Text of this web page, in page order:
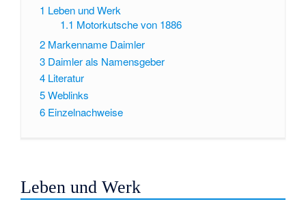
1 Leben und Werk
1.1 Motorkutsche von 1886
2 Markenname Daimler
3 Daimler als Namensgeber
4 Literatur
5Weblinks
6 Einzelnachweise
Leben und Werk